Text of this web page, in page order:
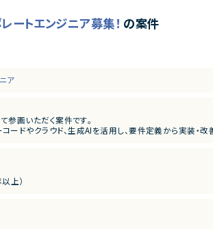
ートエンジニア募集！ の案件
ア
参画いただく案件です。
ドやクラウド、生成AIを活用し、要件定義から実装・改
支援
上）
迎）